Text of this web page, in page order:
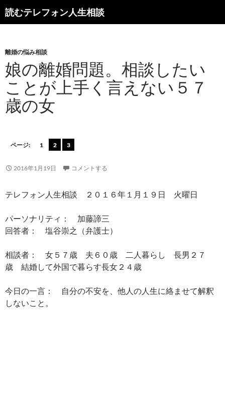
読むテレフォン人生相談
離婚の悩み相談
娘の離婚問題。相談したい
ことが上手く言えない５７
歳の女
ページ: 1 2 3
2016年1月19日 コメントする
テレフォン人生相談 ２０１６年１月１９日 火曜日
パーソナリティ： 加藤諦三
回答者： 塩谷崇之（弁護士）
相談者： 女５７歳 夫６０歳 二人暮らし 長男２７
歳 結婚して外国で暮らす長女２４歳
今日の一言： 自分の不安を、他人の人生に絡ませて解釈
しないこと。